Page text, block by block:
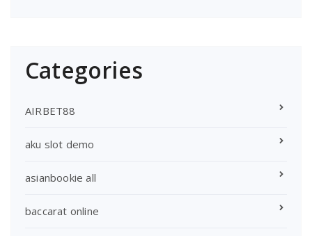
Categories
AIRBET88
aku slot demo
asianbookie all
baccarat online